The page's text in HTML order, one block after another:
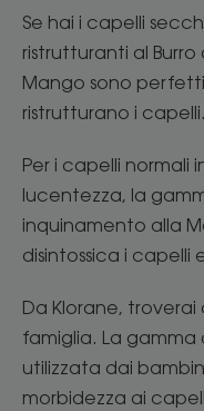
Se hai i capelli
ristrutturanti al Burro
Mango sono
ristrutturano i capelli.
Per i capelli normali
lucentezza, la
inquinamento alla
disintossica i capelli
Da Klorane,
famiglia. La gamma
utilizzata dai
morbidezza ai